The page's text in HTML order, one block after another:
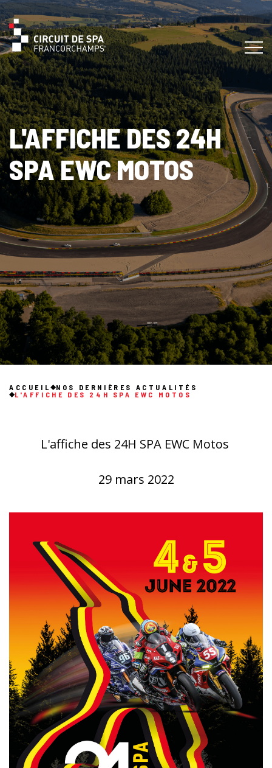
L'AFFICHE DES 24H
SPA EWC MOTOS
ACCUEIL
NOS DERNIÈRES ACTUALITÉS
L'AFFICHE DES 24H SPA EWC MOTOS
L'affiche des 24H SPA EWC Motos
29 mars 2022